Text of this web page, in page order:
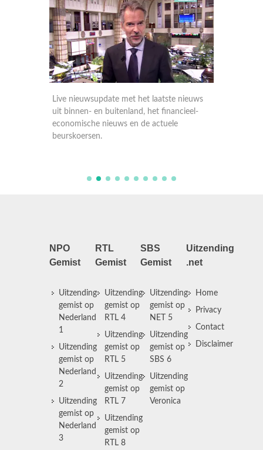
Live nieuwsupdate met het laatste nieuws
uit binnen- en buitenland, het financieel-
economische nieuws en de actuele
beurskoersen.
NPO
Gemist
Uitzending
gemist op
Nederland
1
Uitzending
gemist op
Nederland
2
Uitzending
gemist op
Nederland
3
RTL
Gemist
Uitzending
gemist op
RTL 4
Uitzending
gemist op
RTL 5
Uitzending
gemist op
RTL 7
Uitzending
gemist op
RTL 8
SBS
Gemist
Uitzending
gemist op
NET 5
Uitzending
gemist op
SBS 6
Uitzending
gemist op
Veronica
Uitzending
.net
Home
Privacy
Contact
Disclaimer